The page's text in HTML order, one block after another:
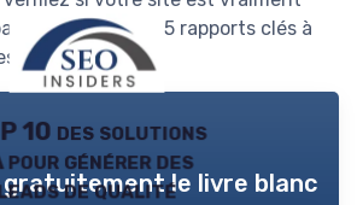
Google grâce à 5 rapports clés à
SEO.
10 des solutions
pour générer des
de qualité
gratuitement le livre blanc